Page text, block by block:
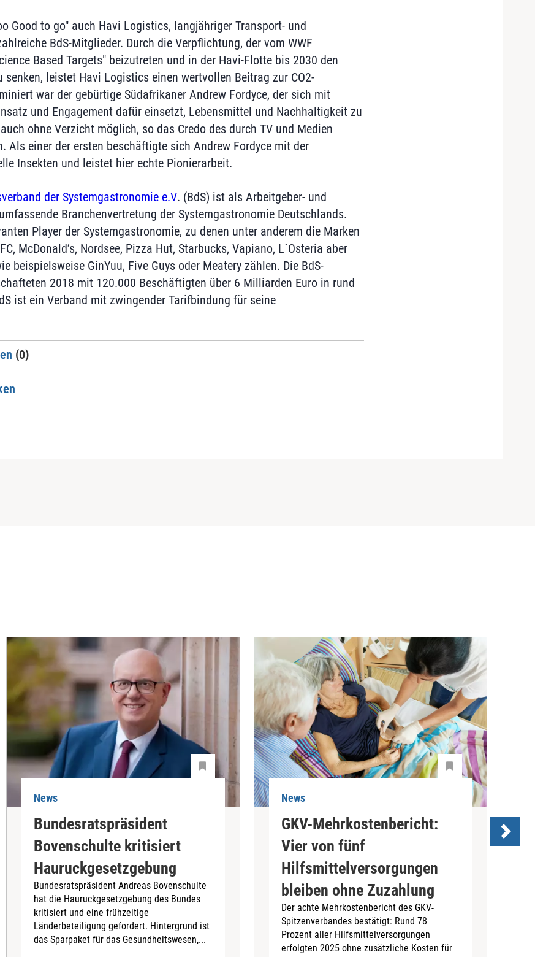
Good to go" auch Havi Logistics, langjähriger Transport- und
BdS-Mitglieder. Durch die Verpflichtung, der vom WWF
Based Targets" beizutreten und in der Havi-Flotte bis 2030 den
senken, leistet Havi Logistics einen wertvollen Beitrag zur CO2-
war der gebürtige Südafrikaner Andrew Fordyce, der sich mit
und Engagement dafür einsetzt, Lebensmittel und Nachhaltigkeit zu
ohne Verzicht möglich, so das Credo des durch TV und Medien
Als einer der ersten beschäftigte sich Andrew Fordyce mit der
Insekten und leistet hier echte Pionierarbeit.
der Systemgastronomie e.V. (BdS) ist als Arbeitgeber- und
Branchenvertretung der Systemgastronomie Deutschlands.
Player der Systemgastronomie, zu denen unter anderem die Marken
McDonald’s, Nordsee, Pizza Hut, Starbucks, Vapiano, L´Osteria aber
beispielsweise GinYuu, Five Guys oder Meatery zählen. Die BdS-
2018 mit 120.000 Beschäftigten über 6 Milliarden Euro in rund
ist ein Verband mit zwingender Tarifbindung für seine
(0)
News
Bundesratspräsident
Bovenschulte kritisiert
Hauruckgesetzgebung
Bundesratspräsident Andreas Bovenschulte
hat die Hauruckgesetzgebung des Bundes
kritisiert und eine frühzeitige
Länderbeteiligung gefordert. Hintergrund ist
das Sparpaket für das Gesundheitswesen,...
News
GKV-Mehrkostenbericht:
Vier von fünf
Hilfsmittelversorgungen
bleiben ohne Zuzahlung
Der achte Mehrkostenbericht des GKV-
Spitzenverbandes bestätigt: Rund 78
Prozent aller Hilfsmittelversorgungen
erfolgten 2025 ohne zusätzliche Kosten für